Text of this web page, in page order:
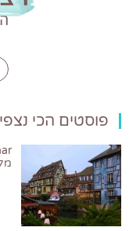
פוסטים הכי